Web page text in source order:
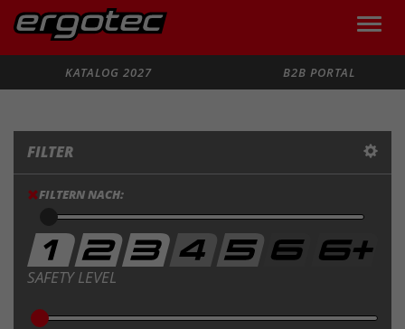
Toggle
KATALOG 2027
B2B PORTAL
FILTER
FILTERN NACH:
SAFETY LEVEL